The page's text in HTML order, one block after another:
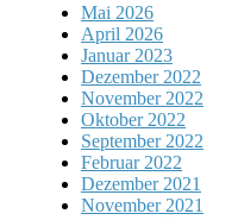
Mai 2026
April 2026
Januar 2023
Dezember 2022
November 2022
Oktober 2022
September 2022
Februar 2022
Dezember 2021
November 2021